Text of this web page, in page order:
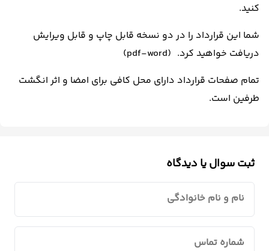
کنید.
شما این قرارداد را در دو نسخه قابل چاپ و قابل ویرایش
دریافت خواهید کرد. (pdf-word)
تمام صفحات قرارداد دارای محل کافی برای امضا و اثر انگشت
طرفین است.
ثبت سوال یا دیدگاه
نام و نام خانوادگی
شماره تماس